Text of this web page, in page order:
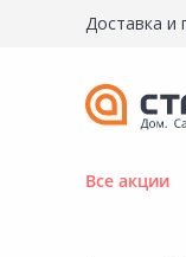
Доставка и
Все акции